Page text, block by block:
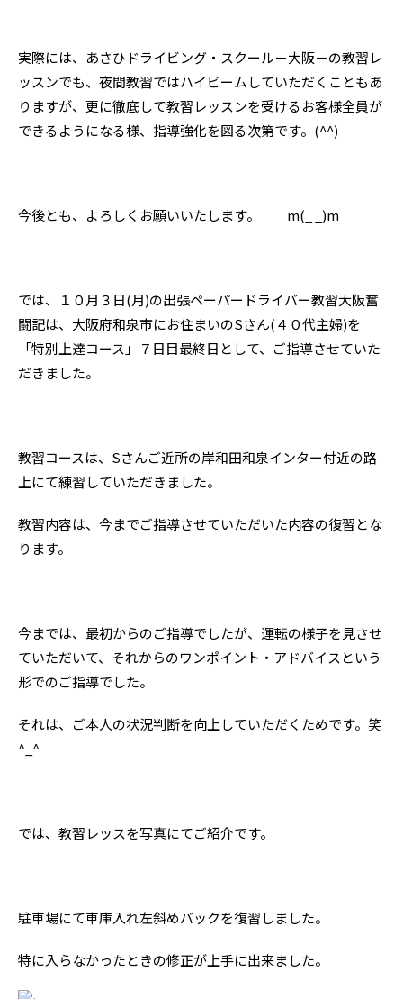
実際には、あさひドライビング・スクール－大阪－の教習レ
ッスンでも、夜間教習ではハイビームしていただくこともあ
りますが、更に徹底して教習レッスンを受けるお客様全員が
できるようになる様、指導強化を図る次第です。(^^)
今後とも、よろしくお願いいたします。 m(_ _)m
では、１０月３日(月)の出張ペーパードライバー教習大阪奮
闘記は、大阪府和泉市にお住まいのSさん(４０代主婦)を
「特別上達コース」７日目最終日として、ご指導させていた
だきました。
教習コースは、Sさんご近所の岸和田和泉インター付近の路
上にて練習していただきました。
教習内容は、今までご指導させていただいた内容の復習とな
ります。
今までは、最初からのご指導でしたが、運転の様子を見させ
ていただいて、それからのワンポイント・アドバイスという
形でのご指導でした。
それは、ご本人の状況判断を向上していただくためです。笑
^_^
では、教習レッスを写真にてご紹介です。
駐車場にて車庫入れ左斜めバックを復習しました。
特に入らなかったときの修正が上手に出来ました。